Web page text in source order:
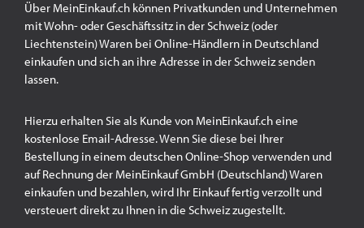
Über MeinEinkauf.ch können Privatkunden und Unternehmen
mit Wohn- oder Geschäftssitz in der Schweiz (oder
Liechtenstein) Waren bei Online-Händlern in Deutschland
einkaufen und sich an ihre Adresse in der Schweiz senden
lassen.
Hierzu erhalten Sie als Kunde von MeinEinkauf.ch eine
kostenlose Email-Adresse. Wenn Sie diese bei Ihrer
Bestellung in einem deutschen Online-Shop verwenden und
auf Rechnung der MeinEinkauf GmbH (Deutschland) Waren
einkaufen und bezahlen, wird Ihr Einkauf fertig verzollt und
versteuert direkt zu Ihnen in die Schweiz zugestellt.